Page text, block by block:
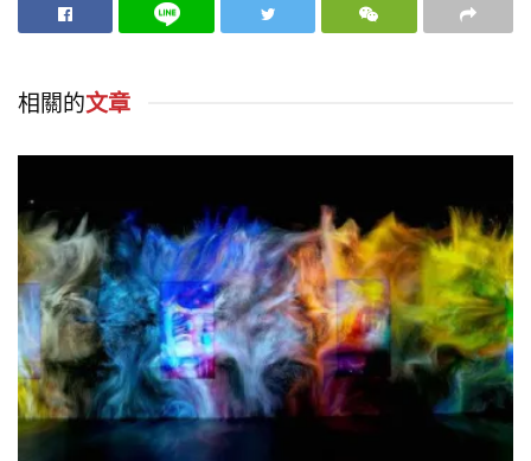
相關的文章